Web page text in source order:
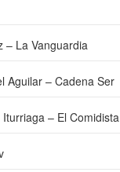
– La Vanguardia
Aguilar – Cadena Ser
– El Comidista